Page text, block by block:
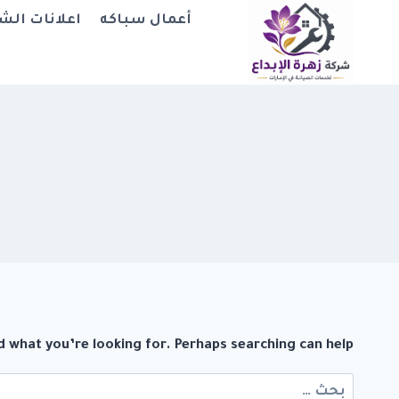
المحتوى
أعمال سباكه اعلانات
what you’re looking for. Perhaps searching can help.
البحث